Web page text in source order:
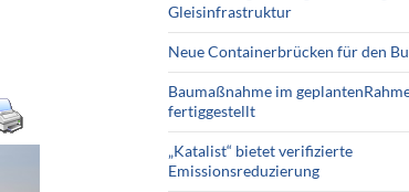
Gleisinfrastruktur
Neue Containerbrücken für den
Baumaßnahme im
fertiggestellt
„Katalist“ bietet verifizierte
Emissionsreduzierung